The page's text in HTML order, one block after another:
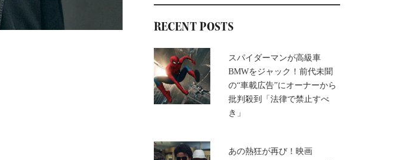
RECENT POSTS
スパイダーマンが高級車
BMWをジャック！前代未聞
の“車載広告”にオーナーから
批判殺到「法律で禁止すべ
き」
あの熱狂が再び！映画